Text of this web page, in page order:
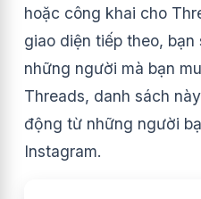
hoặc công khai cho
giao diện tiếp theo,
những người mà bạn
Threads, danh sách
động từ những người
Instagram.